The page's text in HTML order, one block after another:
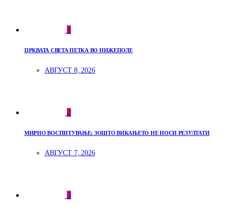
1
ЦРКВАТА СВЕТА ПЕТКА ВО НИЖЕПОЛЕ
АВГУСТ 8, 2026
2
МИРНО ВОСПИТУВАЊЕ: ЗОШТО ВИКАЊЕТО НЕ НОСИ РЕЗУЛТАТИ
АВГУСТ 7, 2026
3